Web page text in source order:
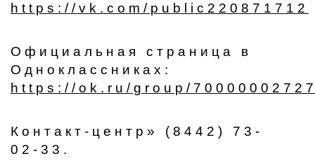
https://vk.com/public220871712
Официальная страница в
Одноклассниках:
https://ok.ru/group/
Контакт-центр» (8442) 73-
02-33.